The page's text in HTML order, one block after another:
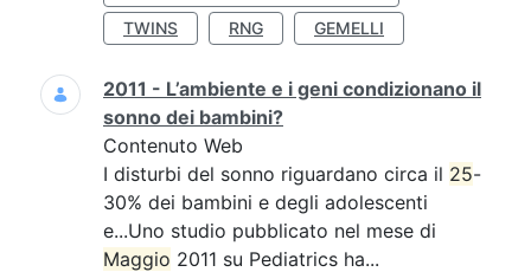
TWINS
RNG GEMELLI
2011 - L’ambiente e i geni condizionano il
sonno dei bambini?
Contenuto Web
I disturbi del sonno riguardano circa il 25-
30% dei bambini e degli adolescenti
e...Uno studio pubblicato nel mese di
Maggio 2011 su Pediatrics ha...